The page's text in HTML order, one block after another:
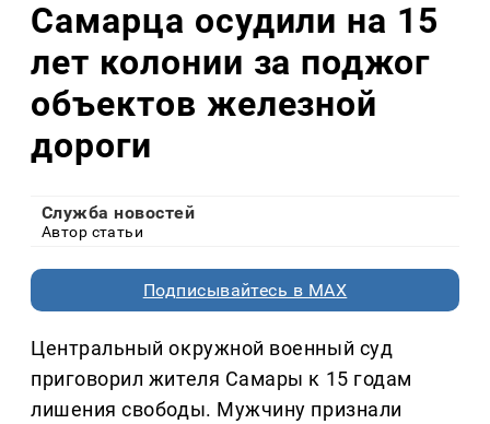
Самарца осудили на 15
лет колонии за поджог
объектов железной
дороги
Служба новостей
Автор статьи
Подписывайтесь в MAX
Центральный окружной военный суд
приговорил жителя Самары к 15 годам
лишения свободы. Мужчину признали